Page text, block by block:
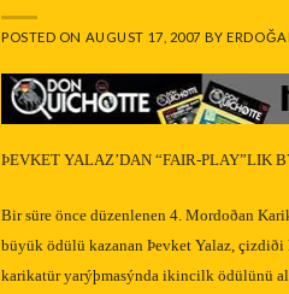
POSTED ON AUGUST 17, 2007 BY
ÞEVKET YALAZ’DAN “FAIR-PLAY”LIK
Bir süre önce düzenlenen 4. Mordoðan
büyük ödülü kazanan Þevket Yalaz,
karikatür yarýþmasýnda ikincilk ödülünü